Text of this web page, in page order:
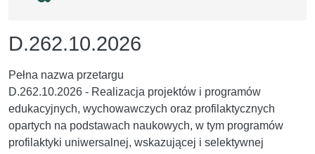
D.262.10.2026
Pełna nazwa przetargu
D.262.10.2026 - Realizacja projektów i programów
edukacyjnych, wychowawczych oraz profilaktycznych
opartych na podstawach naukowych, w tym programów
profilaktyki uniwersalnej, wskazującej i selektywnej